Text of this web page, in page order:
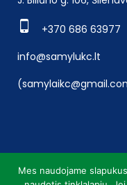
+370 686 63977
info@samylukc.lt
Mes naudojame